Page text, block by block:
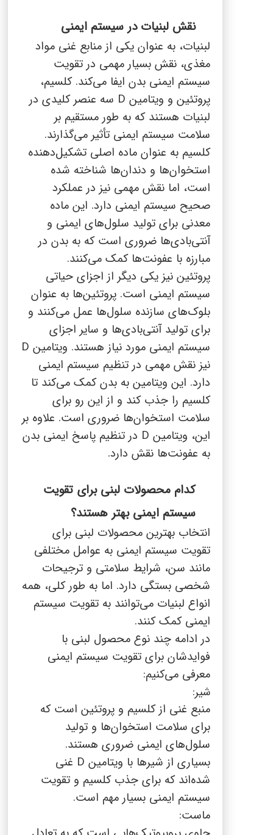
نقش لبنیات در سیستم ایمنی
لبنیات، به عنوان یکی از منابع غنی مواد
مغذی، نقش بسیار مهمی در تقویت
سیستم ایمنی بدن ایفا می‌کند. کلسیم،
پروتئین و ویتامین D سه عنصر کلیدی در
لبنیات هستند که به طور مستقیم بر
سلامت سیستم ایمنی تأثیر می‌گذارند.
کلسیم به عنوان ماده اصلی تشکیل‌دهنده
استخوان‌ها و دندان‌ها شناخته شده
است، اما نقش مهمی نیز در عملکرد
صحیح سیستم ایمنی دارد. این ماده
معدنی برای تولید سلول‌های ایمنی و
آنتی‌بادی‌ها ضروری است که به بدن در
مبارزه با عفونت‌ها کمک می‌کنند.
پروتئین نیز یکی دیگر از اجزای حیاتی
سیستم ایمنی است. پروتئین‌ها به عنوان
بلوک‌های سازنده سلول‌ها عمل می‌کنند و
برای تولید آنتی‌بادی‌ها و سایر اجزای
سیستم ایمنی مورد نیاز هستند. ویتامین D
نیز نقش مهمی در تنظیم سیستم ایمنی
دارد. این ویتامین به بدن کمک می‌کند تا
کلسیم را جذب کند و از این رو برای
سلامت استخوان‌ها ضروری است. علاوه بر
این، ویتامین D در تنظیم پاسخ ایمنی بدن
به عفونت‌ها نقش دارد.
کدام محصولات لبنی برای تقویت
سیستم ایمنی بهتر هستند؟
انتخاب بهترین محصولات لبنی برای
تقویت سیستم ایمنی به عوامل مختلفی
مانند سن، شرایط سلامتی و ترجیحات
شخصی بستگی دارد. اما به طور کلی، همه
انواع لبنیات می‌توانند به تقویت سیستم
ایمنی کمک کنند.
در ادامه چند نوع محصول لبنی با
فوایدشان برای تقویت سیستم ایمنی
معرفی می‌کنیم:
شیر:
منبع غنی از کلسیم و پروتئین است که
برای سلامت استخوان‌ها و تولید
سلول‌های ایمنی ضروری هستند.
بسیاری از شیرها با ویتامین D غنی
شده‌اند که برای جذب کلسیم و تقویت
سیستم ایمنی بسیار مهم است.
ماست: